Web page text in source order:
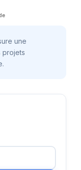
une
projets